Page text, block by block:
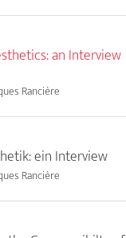
an Interview
Rancière
ein Interview
Rancière